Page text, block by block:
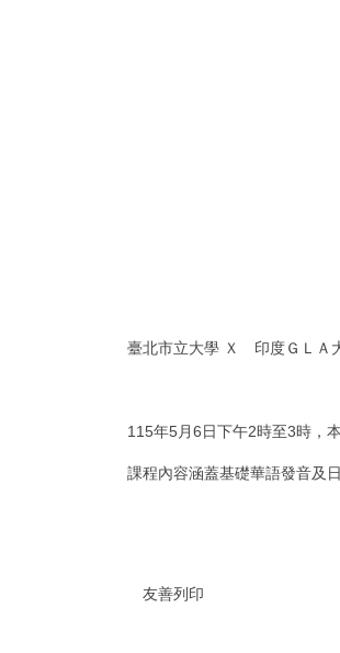
臺北市立大學 Ｘ 印度ＧＬＡ
115年5月6日下午2時至3時，
課程內容涵蓋基礎華語發音及
友善列印